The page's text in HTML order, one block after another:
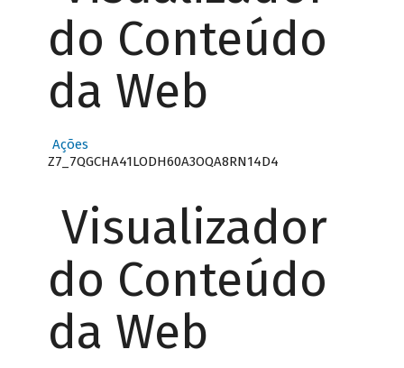
do Conteúdo
da Web
Ações
Z7_7QGCHA41LODH60A3OQA8RN14D4
Visualizador
do Conteúdo
da Web